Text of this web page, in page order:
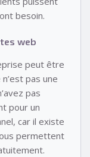
besoin.
web
peut être
pas une
pas
pour un
car il existe
permettent